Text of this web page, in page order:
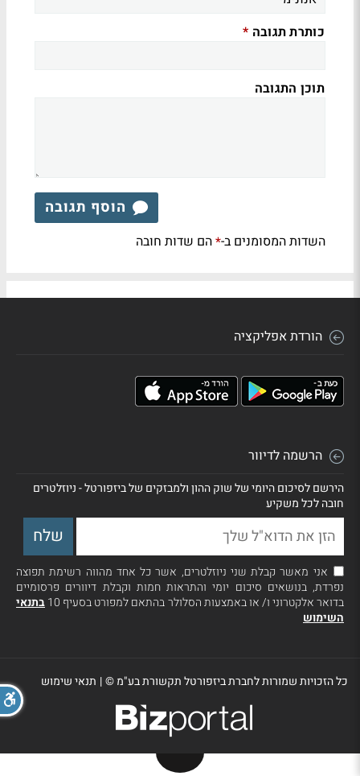
כותרת תגובה *
תוכן התגובה
הוסף תגובה
השדות המסומנים ב-*הם שדות חובה
הורדת אפליקציה
הרשמה לדיוור
הירשם לסיכום היומי של שוק ההון ולמבזקים של ביזפורטל - ניוזלטרים
חובה לכל משקיע
אני מאשר קבלת שני ניוזלטרים, אשר כל אחד מהווה רשימת תפוצה
נפרדת, בנושאים סיכום יומי והתראות חמות וקבלת דיוורים פרסומיים
בדואר אלקטרוני ו/ או באמצעות הסלולר בהתאם למפורט בסעיף 10
בתנאי
השימוש
כל הזכויות שמורות לחברת ביזפורטל תקשורת בע"מ ©| תנאי שימוש